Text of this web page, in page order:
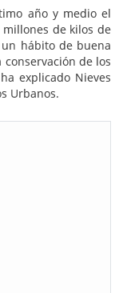
año y medio el
de kilos de
un hábito de buena
de los
explicado Nieves
Urbanos.